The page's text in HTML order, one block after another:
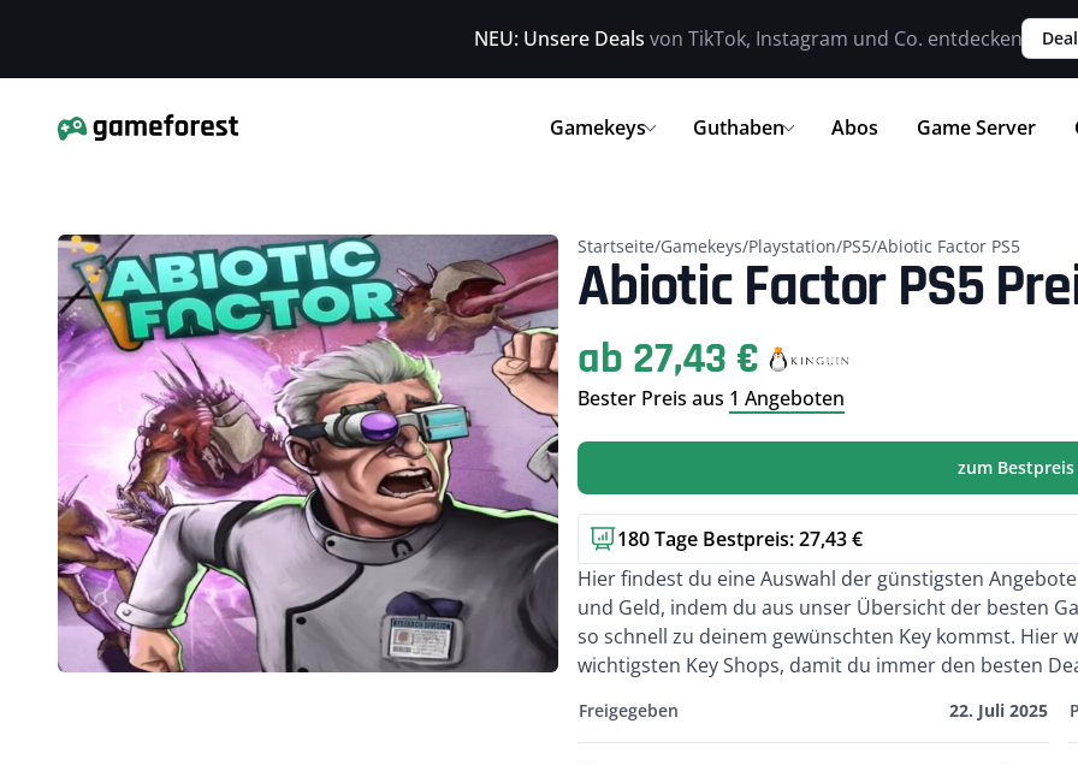
NEU: Unsere Deals von TikTok, Instagram und Co. entdecken
Gamekeys Guthaben Abos Game Server
Startseite/Gamekeys/Playstation/PS5/Abiotic Factor PS5
Abiotic Factor PS5
ab 27,43 €
Bester Preis aus 1 Angeboten
zum
180 Tage Bestpreis: 27,43 €
Kurzbeschreibung
Hier findest du eine Auswahl der günstigsten
und Geld, indem du aus unser Übersicht der besten
so schnell zu deinem gewünschten Key kommst. Hier
wichtigsten Key Shops, damit du immer den besten
Freigegeben 22. Juli 2025